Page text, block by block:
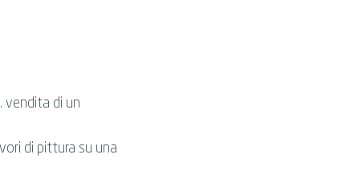
vendita di un
di pittura su una